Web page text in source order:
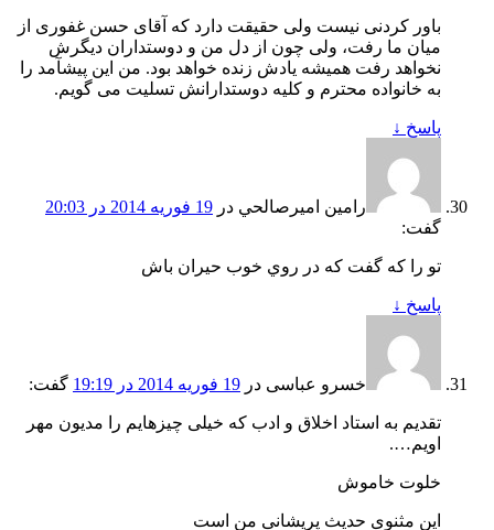
باور کردنی نیست ولی حقیقت دارد که آقای حسن غفوری از
میان ما رفت، ولی چون از دل من و دوستداران دیگرش
نخواهد رفت همیشه یادش زنده خواهد بود. من این پیشآمد را
به خانواده محترم و کلیه دوستدارانش تسلیت می گویم.
پاسخ ↓
رامين اميرصالحي در 19 فوریه 2014 در 20:03
گفت:
تو را كه گفت كه در روي خوب حيران باش
پاسخ ↓
خسرو عباسی در 19 فوریه 2014 در 19:19 گفت:
تقدیم به استاد اخلاق و ادب که خیلی چیزهایم را مدیون مهر
اویم….
خلوت خاموش
این مثنوی حدیث پریشانی من است